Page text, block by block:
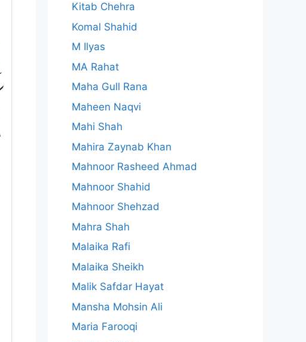
Kitab Chehra
Komal Shahid
M Ilyas
MA Rahat
Maha Gull Rana
Maheen Naqvi
Mahi Shah
Mahira Zaynab Khan
Mahnoor Rasheed Ahmad
Mahnoor Shahid
Mahnoor Shehzad
Mahra Shah
Malaika Rafi
Malaika Sheikh
Malik Safdar Hayat
Mansha Mohsin Ali
Maria Farooqi